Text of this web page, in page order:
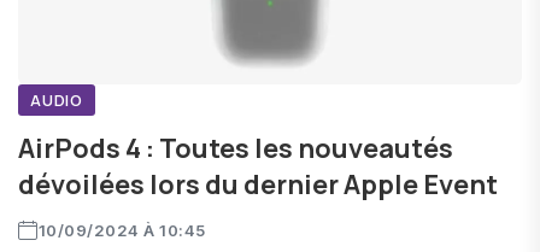
AUDIO
AirPods 4 : Toutes les nouveautés
dévoilées lors du dernier Apple Event
10/09/2024 À 10:45